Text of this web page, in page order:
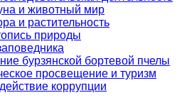
и животный мир
и растительность
природы
бурзянской бортевой пчелы
просвещение и туризм
коррупции